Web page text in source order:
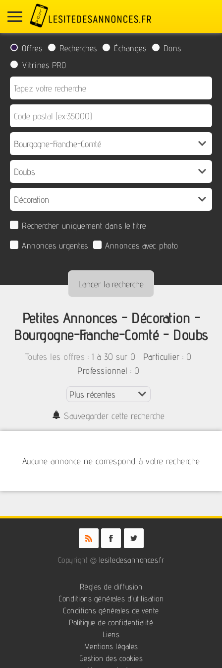
Offres Recherches Échanges
Dons
Vitrines PRO
Rechercher uniquement dans le titre
Annonces urgentes
Annonces avec photo
Petites Annonces - Décoration -
Bourgogne-Franche-Comté - Doubs
Toutes les offres : 1 à 30 sur 0 Particulier : 0
Professionnel : 0
Sauvegarder cette recherche
Aucune annonce ne correspond à votre recherche
Copyright © lesitedesannonces.fr
Règles de diffusion
Conditions générales d'utilisation
Conditions générales de vente
Politique de confidentialité
Liens
Mentions légales
Gestion des cookies